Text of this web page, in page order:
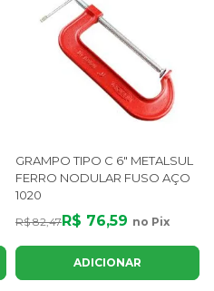
GRAMPO TIPO C 6" METALSUL
FERRO NODULAR FUSO AÇO
1020
R$ 82,47R$ 76,59 no Pix
ADICIONAR